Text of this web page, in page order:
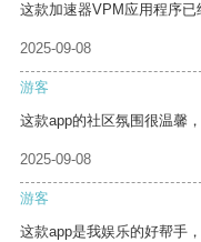
这款加速器VPM应用程序已
2025-09-08
游客
这款app的社区氛围很温馨
2025-09-08
游客
这款app是我娱乐的好帮手